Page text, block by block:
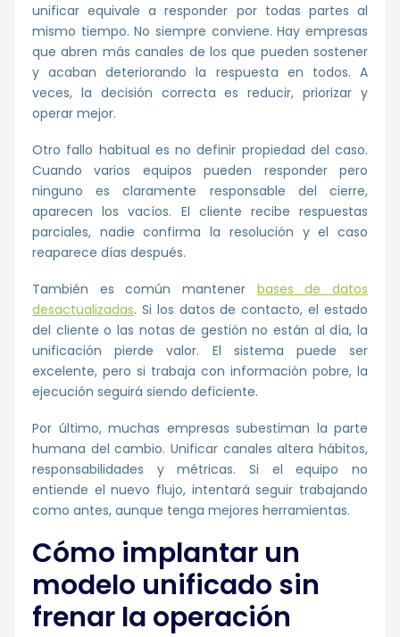
unificar equivale a responder por todas partes al
mismo tiempo. No siempre conviene. Hay empresas
que abren más canales de los que pueden sostener
y acaban deteriorando la respuesta en todos. A
veces, la decisión correcta es reducir, priorizar y
operar mejor.
Otro fallo habitual es no definir propiedad del caso.
Cuando varios equipos pueden responder pero
ninguno es claramente responsable del cierre,
aparecen los vacíos. El cliente recibe respuestas
parciales, nadie confirma la resolución y el caso
reaparece días después.
También es común mantener bases de datos
desactualizadas. Si los datos de contacto, el estado
del cliente o las notas de gestión no están al día, la
unificación pierde valor. El sistema puede ser
excelente, pero si trabaja con información pobre, la
ejecución seguirá siendo deficiente.
Por último, muchas empresas subestiman la parte
humana del cambio. Unificar canales altera hábitos,
responsabilidades y métricas. Si el equipo no
entiende el nuevo flujo, intentará seguir trabajando
como antes, aunque tenga mejores herramientas.
Cómo implantar un
modelo unificado sin
frenar la operación